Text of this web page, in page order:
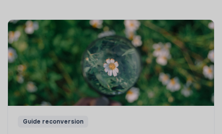
Guide reconversion